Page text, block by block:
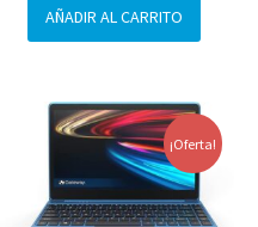
AÑADIR AL CARRITO
¡Oferta!